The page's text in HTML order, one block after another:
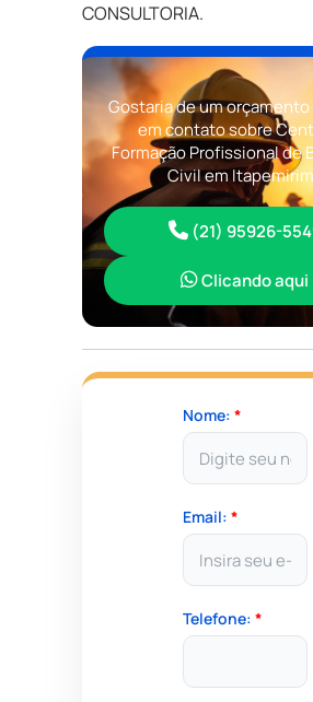
CONSULTORIA.
Gostaria de um
em contato sobre
Formação Profissional de
Civil em
(21) 95926-
Clicando aqui
Nome: *
Email: *
Telefone: *